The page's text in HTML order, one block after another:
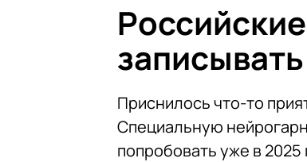
Приснилось что-то
Специальную
попробовать уже в 2025